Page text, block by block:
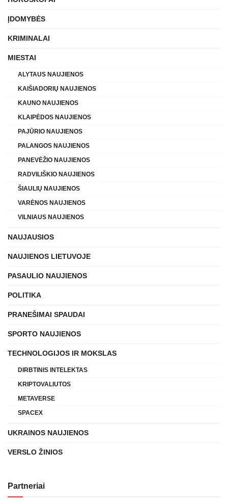
ĮDOMYBĖS
KRIMINALAI
MIESTAI
ALYTAUS NAUJIENOS
KAIŠIADORIŲ NAUJIENOS
KAUNO NAUJIENOS
KLAIPĖDOS NAUJIENOS
PAJŪRIO NAUJIENOS
PALANGOS NAUJIENOS
PANEVĖŽIO NAUJIENOS
RADVILIŠKIO NAUJIENOS
ŠIAULIŲ NAUJIENOS
VARĖNOS NAUJIENOS
VILNIAUS NAUJIENOS
NAUJAUSIOS
NAUJIENOS LIETUVOJE
PASAULIO NAUJIENOS
POLITIKA
PRANEŠIMAI SPAUDAI
SPORTO NAUJIENOS
TECHNOLOGIJOS IR MOKSLAS
DIRBTINIS INTELEKTAS
KRIPTOVALIUTOS
METAVERSE
SPACEX
UKRAINOS NAUJIENOS
VERSLO ŽINIOS
Partneriai